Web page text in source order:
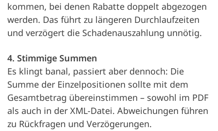
kommen, bei denen Rabatte doppelt abgezogen
werden. Das führt zu längeren Durchlaufzeiten
und verzögert die Schadenauszahlung unnötig.
4. Stimmige Summen
Es klingt banal, passiert aber dennoch: Die
Summe der Einzelpositionen sollte mit dem
Gesamtbetrag übereinstimmen – sowohl im PDF
als auch in der XML-Datei. Abweichungen führen
zu Rückfragen und Verzögerungen.